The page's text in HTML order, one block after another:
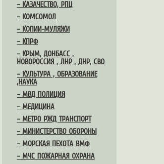
– КАЗАЧЕСТВО, РПЦ
– КОМСОМОЛ
– КОПИИ-МУЛЯЖИ
– КПРФ
– КРЫМ, ДОНБАСС ,
НОВОРОССИЯ , ЛНР , ДНР, СВО
– КУЛЬТУРА , ОБРАЗОВАНИЕ
,НАУКА
– МВД ПОЛИЦИЯ
– МЕДИЦИНА
– МЕТРО РЖД ТРАНСПОРТ
– МИНИСТЕРСТВО ОБОРОНЫ
– МОРСКАЯ ПЕХОТА ВМФ
– МЧС ПОЖАРНАЯ ОХРАНА